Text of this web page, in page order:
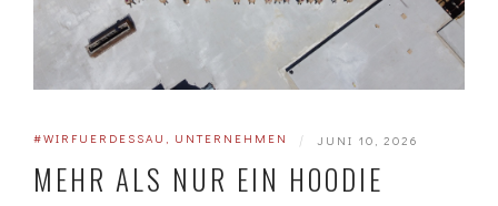
#WIRFUERDESSAU UNTERNEHMEN | JUNI 10, 2026
MEHR ALS NUR EIN HOODIE